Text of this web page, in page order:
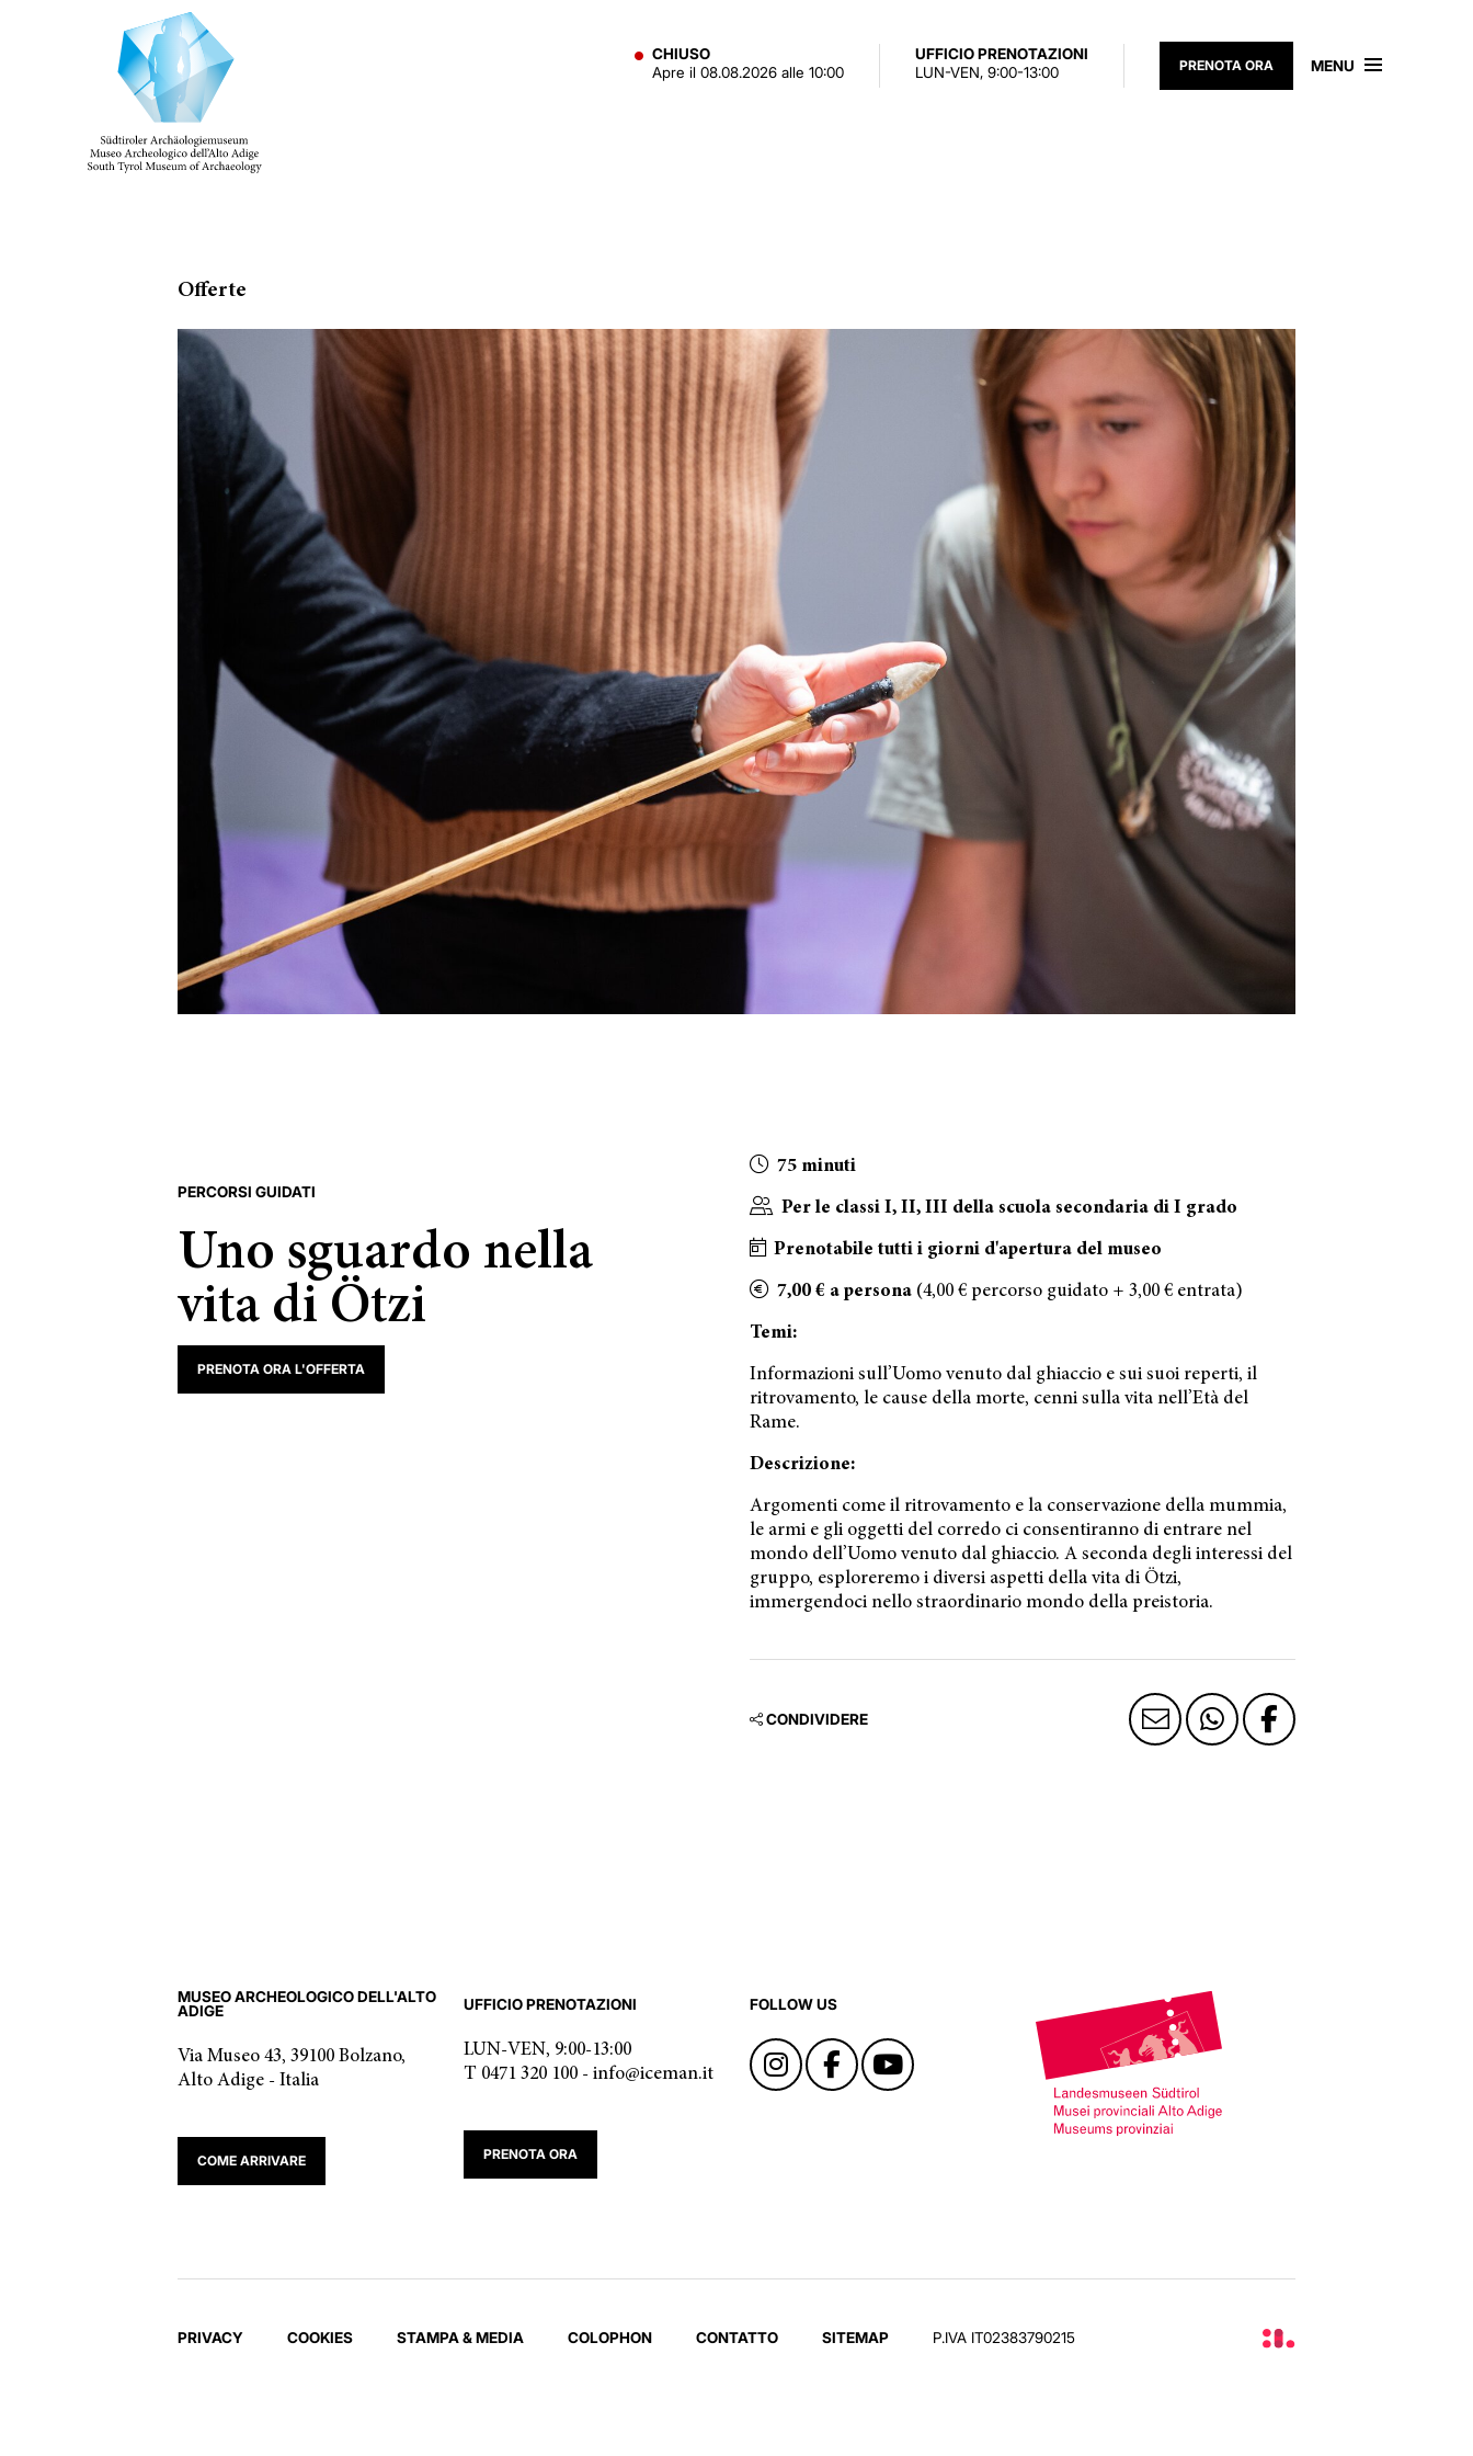
CHIUSO
Apre il 08.08.2026 alle 10:00
UFFICIO PRENOTAZIONI
LUN-VEN, 9:00-13:00
PRENOTA ORA MENU
Offerte
PERCORSI GUIDATI
Uno sguardo nella
vita di Ötzi
PRENOTA ORA L'OFFERTA
75 minuti
Per le classi I, II, III della scuola secondaria di I grado
Prenotabile tutti i giorni d'apertura del museo
7,00 € a persona (4,00 € percorso guidato + 3,00 € entrata)
Temi:
Informazioni sull’Uomo venuto dal ghiaccio e sui suoi reperti, il
ritrovamento, le cause della morte, cenni sulla vita nell’Età del
Rame.
Descrizione:
Argomenti come il ritrovamento e la conservazione della mummia,
le armi e gli oggetti del corredo ci consentiranno di entrare nel
mondo dell’Uomo venuto dal ghiaccio. A seconda degli interessi del
gruppo, esploreremo i diversi aspetti della vita di Ötzi,
immergendoci nello straordinario mondo della preistoria.
CONDIVIDERE
MUSEO ARCHEOLOGICO DELL'ALTO
ADIGE
Via Museo 43, 39100 Bolzano,
Alto Adige - Italia
COME ARRIVARE
UFFICIO PRENOTAZIONI
LUN-VEN, 9:00-13:00
T 0471 320 100 - info@iceman.it
PRENOTA ORA
FOLLOW US
PRIVACY COOKIES STAMPA & MEDIA COLOPHON CONTATTO SITEMAP P.IVA IT02383790215